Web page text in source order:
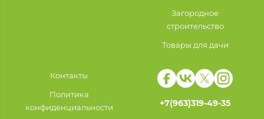
Загородное
строительство
Товары для дачи
Контакты
Политика
конфиденциальности
+7(963)319-49-35